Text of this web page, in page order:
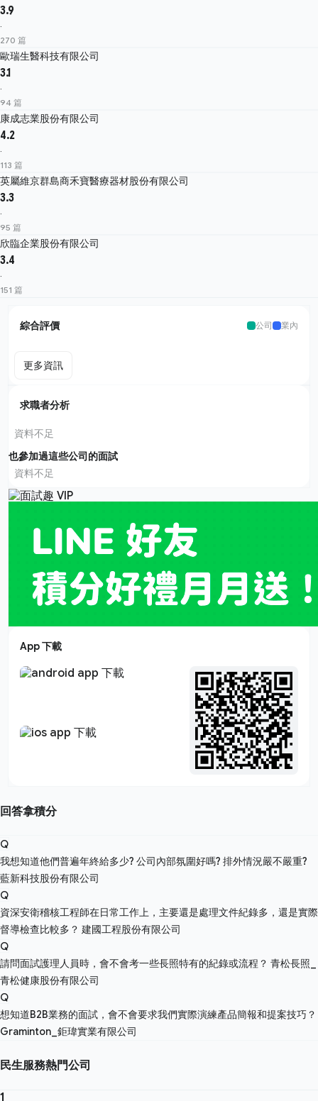
3.9
·
270 篇
歐瑞生醫科技有限公司
3.1
·
94 篇
康成志業股份有限公司
4.2
·
113 篇
英屬維京群島商禾寶醫療器材股份有限公司
3.3
·
95 篇
欣臨企業股份有限公司
3.4
·
151 篇
綜合評價 公司 業內
更多資訊
求職者分析
資料不足
也參加過這些公司的面試
資料不足
App 下載
回答拿積分
Q
我想知道他們普遍年終給多少? 公司內部氛圍好嗎? 排外情況嚴不嚴重?
藍新科技股份有限公司
Q
資深安衛稽核工程師在日常工作上，主要還是處理文件紀錄多，還是實際
督導檢查比較多？ 建國工程股份有限公司
Q
請問面試護理人員時，會不會考一些長照特有的紀錄或流程？ 青松長照_
青松健康股份有限公司
Q
想知道B2B業務的面試，會不會要求我們實際演練產品簡報和提案技巧？
Graminton_鉅瑋實業有限公司
民生服務熱門公司
1